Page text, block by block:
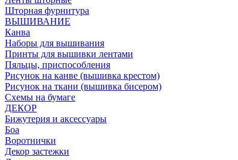
Шторная фурнитура
ВЫШИВАНИЕ
Канва
Наборы для вышивания
Принты для вышивки лентами
Пяльцы, приспособления
Рисунок на канве (вышивка крестом)
Рисунок на ткани (вышивка бисером)
Схемы на бумаге
ДЕКОР
Бижутерия и аксессуары
Боа
Воротнички
Декор застежки